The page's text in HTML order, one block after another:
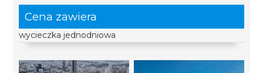
Cena zawiera
wycieczka jednodniowa